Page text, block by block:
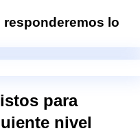
responderemos lo
para
nivel